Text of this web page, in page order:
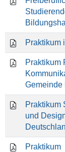
Praktikum
Praktikum
Gemeinde
Praktikum
und
Praktikum